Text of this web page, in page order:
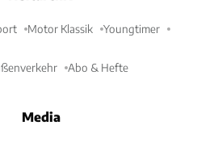
Motor Klassik Youngtimer
Abo & Hefte
Media